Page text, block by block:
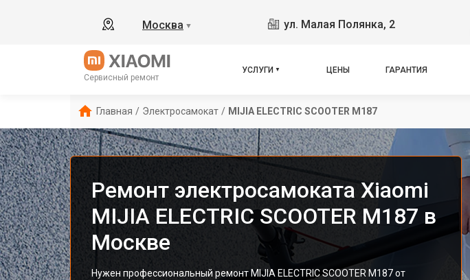
Москва ▼ ул. Малая Полянка, 2
Сервисный ремонт
УСЛУГИ ЦЕНЫ ГАРАНТИЯ
Главная / Электросамокат / MIJIA ELECTRIC SCOOTER M187
Ремонт электросамоката Xiaomi
MIJIA ELECTRIC SCOOTER M187 в
Москве
Нужен профессиональный ремонт MIJIA ELECTRIC SCOOTER M187 от